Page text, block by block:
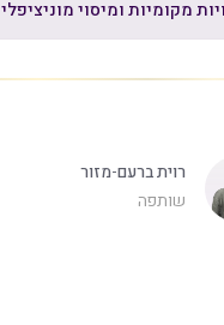
מקומיות ומיסוי מוניציפלי
רוית ברעם-מזור
שותפה